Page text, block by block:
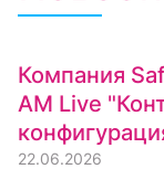
Компания
AM Live
22.06.2026